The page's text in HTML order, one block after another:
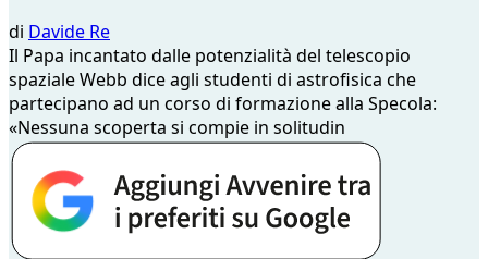
di Davide Re
Il Papa incantato dalle potenzialità del telescopio
spaziale Webb dice agli studenti di astrofisica che
partecipano ad un corso di formazione alla Specola:
«Nessuna scoperta si compie in solitudin